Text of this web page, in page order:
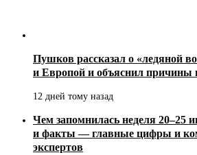
Пушков рассказал о «ледяной
и Европой и объяснил причины
12 дней тому назад
Чем запомнилась неделя
и факты — главные цифры и
экспертов